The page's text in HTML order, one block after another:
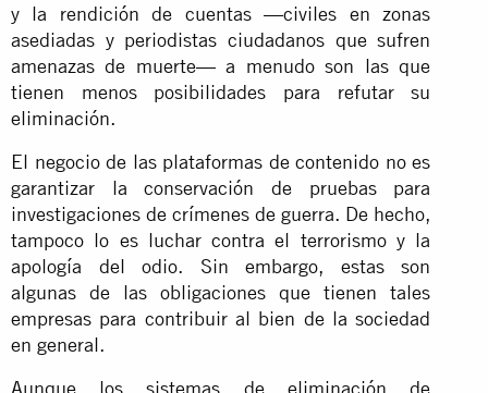
y la rendición de cuentas —civiles en zonas
asediadas y periodistas ciudadanos que sufren
amenazas de muerte— a menudo son las que
tienen menos posibilidades para refutar su
eliminación.
El negocio de las plataformas de contenido no es
garantizar la conservación de pruebas para
investigaciones de crímenes de guerra. De hecho,
tampoco lo es luchar contra el terrorismo y la
apología del odio. Sin embargo, estas son
algunas de las obligaciones que tienen tales
empresas para contribuir al bien de la sociedad
en general.
Aunque los sistemas de eliminación de